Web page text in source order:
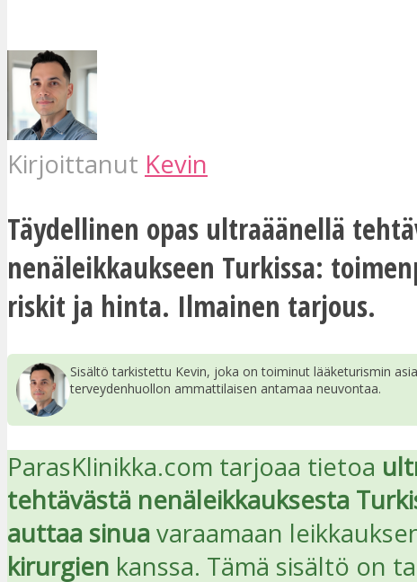
Kirjoittanut Kevin
Täydellinen opas ultraäänellä
nenäleikkaukseen Turkissa:
riskit ja hinta. Ilmainen tarjous.
Sisältö tarkistettu Kevin, joka on toiminut lääketurismin
terveydenhuollon ammattilaisen antamaa neuvontaa.
ParasKlinikka.com tarjoaa tietoa
tehtävästä nenäleikkauksesta
auttaa sinua varaamaan
kirurgien kanssa. Tämä sisältö on